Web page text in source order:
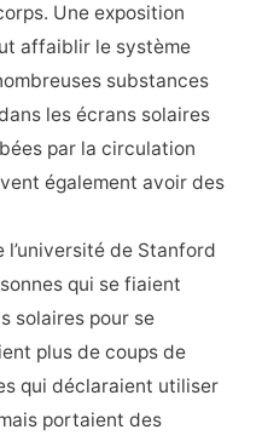
Une exposition
affaiblir le système
substances
les écrans solaires
par la circulation
également avoir des
l’université de Stanford
qui se fiaient
solaires pour se
plus de coups de
qui déclaraient utiliser
portaient des